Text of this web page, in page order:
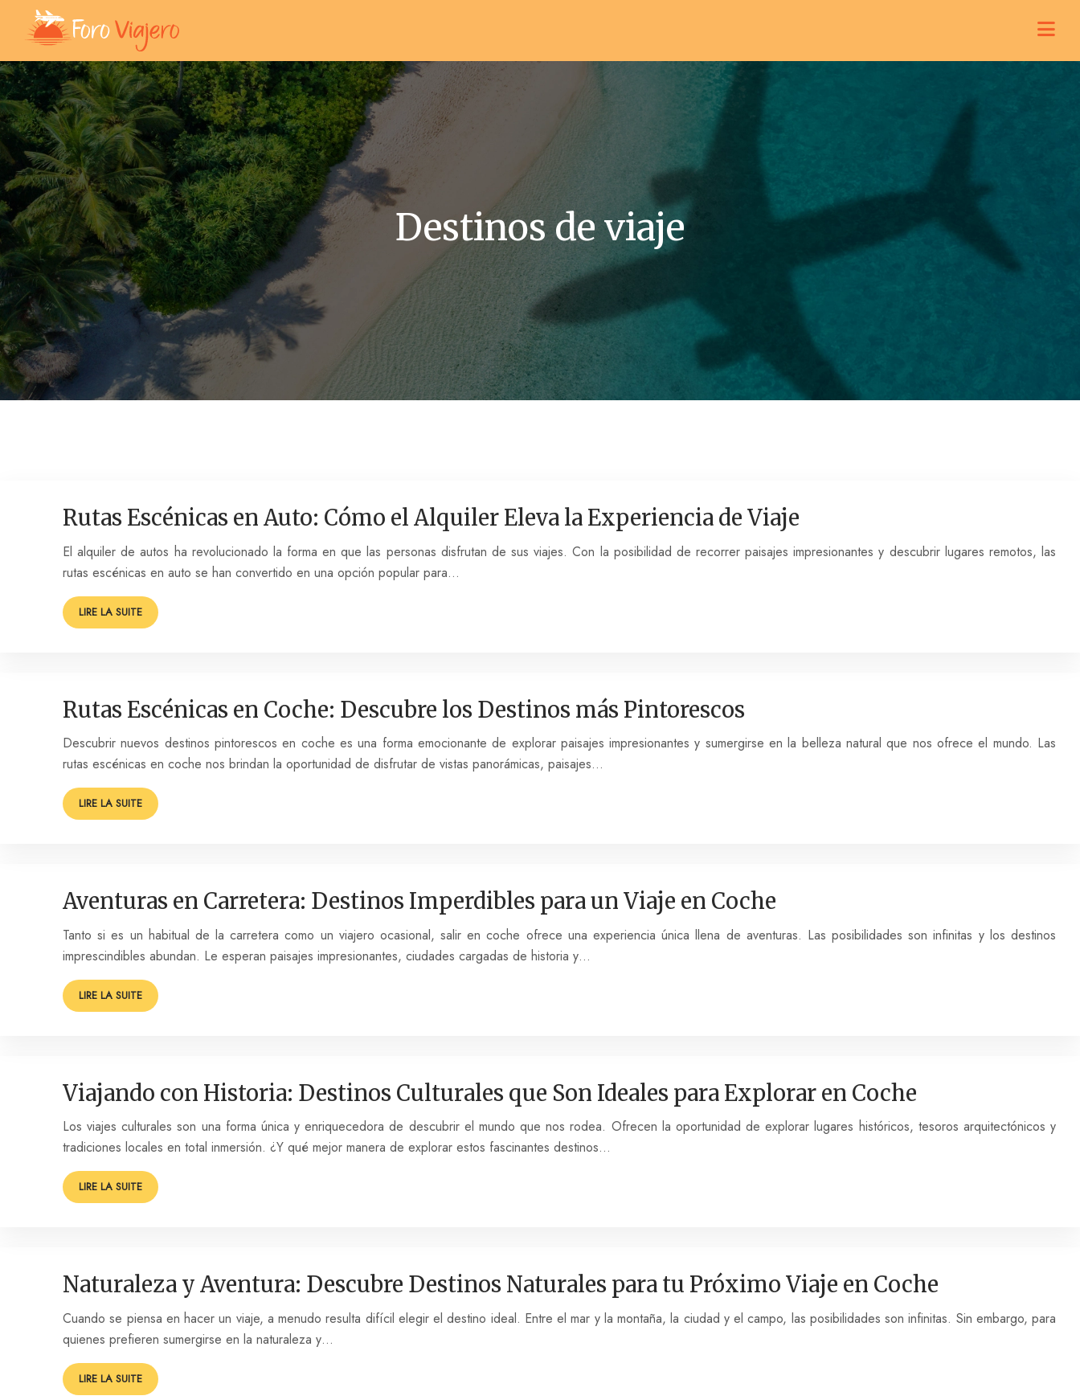
Destinos de viaje
Rutas Escénicas en Auto: Cómo el Alquiler Eleva la Experiencia de Viaje
El alquiler de autos ha revolucionado la forma en que las personas disfrutan de sus viajes. Con la posibilidad de recorrer paisajes impresionantes y descubrir lugares remotos, las
rutas escénicas en auto se han convertido en una opción popular para…
LIRE LA SUITE
Rutas Escénicas en Coche: Descubre los Destinos más Pintorescos
Descubrir nuevos destinos pintorescos en coche es una forma emocionante de explorar paisajes impresionantes y sumergirse en la belleza natural que nos ofrece el mundo. Las
rutas escénicas en coche nos brindan la oportunidad de disfrutar de vistas panorámicas, paisajes…
LIRE LA SUITE
Aventuras en Carretera: Destinos Imperdibles para un Viaje en Coche
Tanto si es un habitual de la carretera como un viajero ocasional, salir en coche ofrece una experiencia única llena de aventuras. Las posibilidades son infinitas y los destinos
imprescindibles abundan. Le esperan paisajes impresionantes, ciudades cargadas de historia y…
LIRE LA SUITE
Viajando con Historia: Destinos Culturales que Son Ideales para Explorar en Coche
Los viajes culturales son una forma única y enriquecedora de descubrir el mundo que nos rodea. Ofrecen la oportunidad de explorar lugares históricos, tesoros arquitectónicos y
tradiciones locales en total inmersión. ¿Y qué mejor manera de explorar estos fascinantes destinos…
LIRE LA SUITE
Naturaleza y Aventura: Descubre Destinos Naturales para tu Próximo Viaje en Coche
Cuando se piensa en hacer un viaje, a menudo resulta difícil elegir el destino ideal. Entre el mar y la montaña, la ciudad y el campo, las posibilidades son infinitas. Sin embargo, para
quienes prefieren sumergirse en la naturaleza y…
LIRE LA SUITE